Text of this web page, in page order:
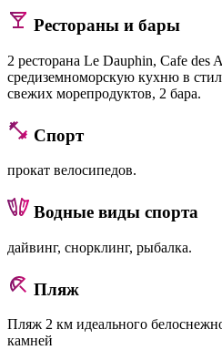
Рестораны и бары
2 ресторана Le Dauphin, Cafe des
средиземноморскую кухню в
свежих морепродуктов, 2 бара.
Спорт
прокат велосипедов.
Водные виды спорта
дайвинг, снорклинг, рыбалка.
Пляж
Пляж 2 км идеального
камней